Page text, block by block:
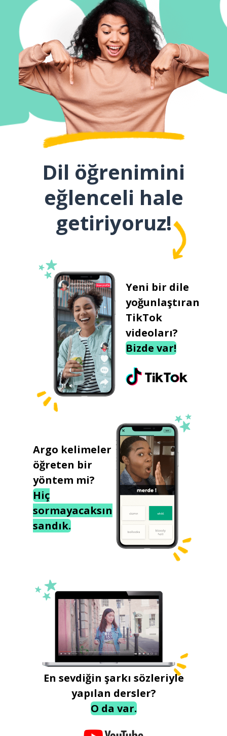
Dil öğrenimini
eğlenceli hale
getiriyoruz!
Yeni bir dile
yoğunlaştıran
TikTok
videoları?
Bizde var!
Argo kelimeler
öğreten bir
yöntem mi?
Hiç
sormayacaksın
sandık.
En sevdiğin şarkı sözleriyle
yapılan dersler?
O da var.